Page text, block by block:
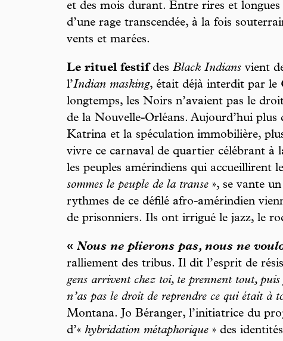
et des mois durant. Entre rires et
d’une rage transcendée, à la fois
vents et marées.
Le rituel festif des Black Indians vient
l’Indian masking, était déjà interdit par le
longtemps, les Noirs n’avaient pas le
de la Nouvelle-Orléans. Aujourd’hui plus
Katrina et la spéculation immobilière,
vivre ce carnaval de quartier célébrant à
les peuples amérindiens qui accueillirent
sommes le peuple de la transe », se vante
rythmes de ce défilé afro-amérindien
de prisonniers. Ils ont irrigué le jazz, le
« Nous ne plierons pas, nous ne
ralliement des tribus. Il dit l’esprit de
gens arrivent chez toi, te prennent tout,
n’as pas le droit de reprendre ce qui était à
Montana. Jo Béranger, l’initiatrice du
d’« hybridation métaphorique » des